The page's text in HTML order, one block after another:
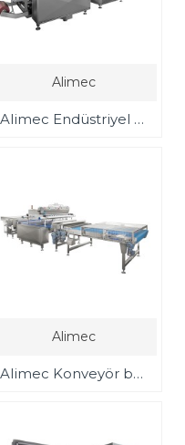
Alimec
Alimec Endüstriyel Kurabiye üretim Hattı
Alimec
Alimec Konveyör bant üzerine ürün dolum depozitörleri